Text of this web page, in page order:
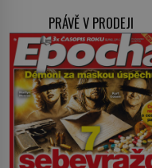
PRÁVĚ V PRODEJI